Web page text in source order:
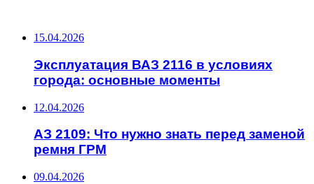
15.04.2026
Эксплуатация ВАЗ 2116 в условиях
города: основные моменты
12.04.2026
АЗ 2109: Что нужно знать перед заменой
ремня ГРМ
09.04.2026